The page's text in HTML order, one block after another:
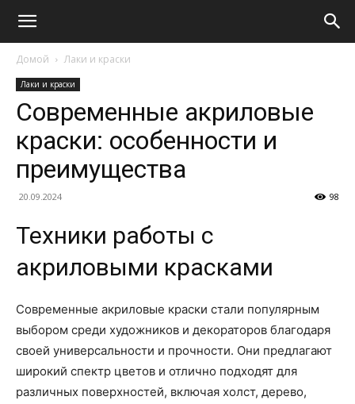
Домой Лаки и краски
Лаки и краски
Современные акриловые
краски: особенности и
преимущества
20.09.2024 98
Техники работы с
акриловыми красками
Современные акриловые краски стали популярным
выбором среди художников и декораторов благодаря
своей универсальности и прочности. Они предлагают
широкий спектр цветов и отлично подходят для
различных поверхностей, включая холст, дерево,